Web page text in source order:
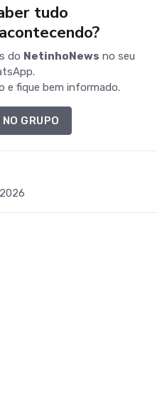
tudo
do NetinhoNews no seu
e fique bem informado.
GRUPO